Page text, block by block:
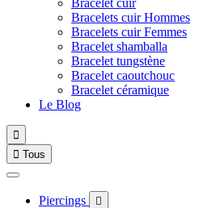
Bracelet cuir
Bracelets cuir Hommes
Bracelets cuir Femmes
Bracelet shamballa
Bracelet tungstène
Bracelet caoutchouc
Bracelet céramique
Le Blog

 Tous
Piercings 